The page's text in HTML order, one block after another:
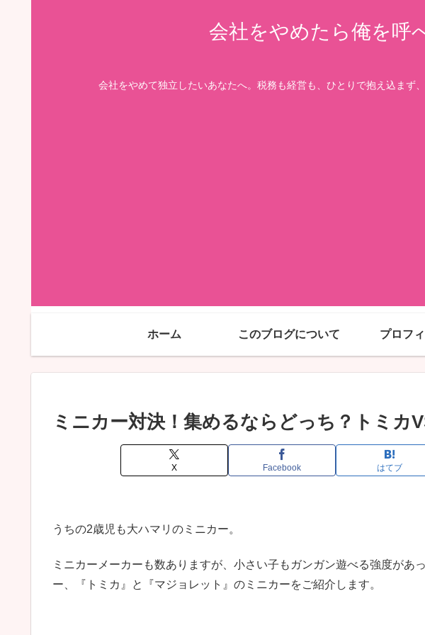
会社をやめたら俺を呼
会社をやめて独立したいあなたへ。税務も経営も、ひとりで抱え込まず
ホーム このブログについて プロフ
ミニカー対決！集めるならどっち？トミカ
X Facebook はてブ
うちの2歳児も大ハマリのミニカー。
ミニカーメーカーも数ありますが、小さい子もガンガン遊べる強度があ
ー、『トミカ』と『マジョレット』のミニカーをご紹介します。